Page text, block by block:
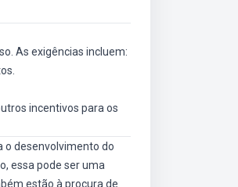
As exigências incluem:
incentivos para os
o desenvolvimento do
essa pode ser uma
estão à procura de